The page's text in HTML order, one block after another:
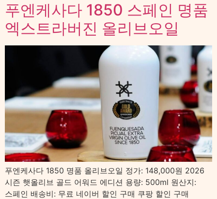
푸엔케사다 1850 스페인 명품
엑스트라버진 올리브오일
푸엔케사다 1850 명품 올리브오일 정가: 148,000원 2026
시즌 햇올리브 골드 어워드 에디션 용량: 500ml 원산지:
스페인 배송비: 무료 네이버 할인 구매 쿠팡 할인 구매